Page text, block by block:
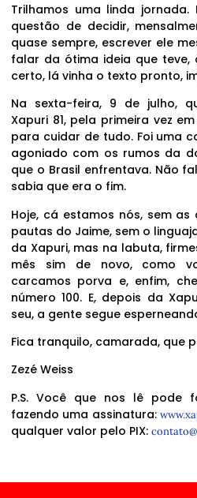
Trilhamos uma linda jornada.
questão de decidir,
quase sempre, escrever ele
falar da ótima ideia que teve,
certo, lá vinha o texto pronto,
Na sexta-feira, 9 de julho,
Xapuri 81, pela primeira vez
para cuidar de tudo. Foi uma
agoniado com os rumos da
que o Brasil enfrentava. Não
sabia que era o fim.
Hoje, cá estamos nós, sem
pautas do Jaime, sem o
da Xapuri, mas na labuta,
mês sim de novo, como
carcamos porva e, enfim,
número 100. E, depois da
seu, a gente segue
Fica tranquilo, camarada, que
Zezé Weiss
P.S. Você que nos lê pode
fazendo uma assinatura:
qualquer valor pelo PIX: